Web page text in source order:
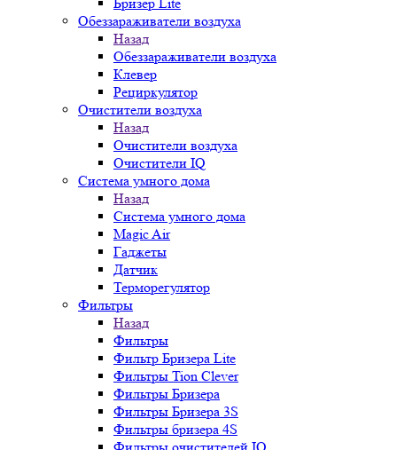
Обеззараживатели воздуха
Назад
Обеззараживатели воздуха
Клевер
Рециркулятор
Очистители воздуха
Назад
Очистители воздуха
Очистители IQ
Система умного дома
Назад
Система умного дома
Magic Air
Гаджеты
Датчик
Терморегулятор
Фильтры
Назад
Фильтры
Фильтр Бризера Lite
Фильтры Tion Clever
Фильтры Бризера
Фильтры Бризера 3S
Фильтры бризера 4S